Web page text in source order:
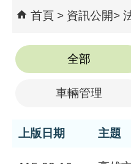
首頁 資訊公開
全部
車輛管理
上版日期 主題